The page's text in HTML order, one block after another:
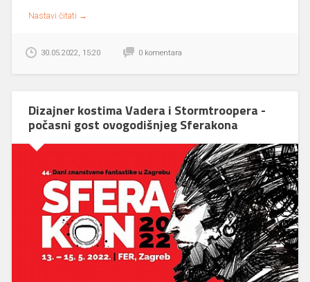
Nastavi čitati →
30.05.2022, 15:20 0 komentara
Dizajner kostima Vadera i Stormtroopera -
počasni gost ovogodišnjeg Sferakona